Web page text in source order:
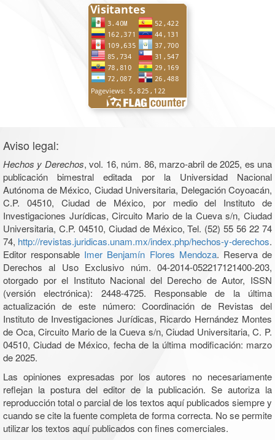
Aviso legal:
Hechos y Derechos, vol. 16, núm. 86, marzo-abril de 2025, es una
publicación bimestral editada por la Universidad Nacional
Autónoma de México, Ciudad Universitaria, Delegación Coyoacán,
C.P. 04510, Ciudad de México, por medio del Instituto de
Investigaciones Jurídicas, Circuito Mario de la Cueva s/n, Ciudad
Universitaria, C.P. 04510, Ciudad de México, Tel. (52) 55 56 22 74
74, http://revistas.juridicas.unam.mx/index.php/hechos-y-derechos.
Editor responsable Imer Benjamín Flores Mendoza. Reserva de
Derechos al Uso Exclusivo núm. 04-2014-052217121400-203,
otorgado por el Instituto Nacional del Derecho de Autor, ISSN
(versión electrónica): 2448-4725. Responsable de la última
actualización de este número: Coordinación de Revistas del
Instituto de Investigaciones Jurídicas, Ricardo Hernández Montes
de Oca, Circuito Mario de la Cueva s/n, Ciudad Universitaria, C. P.
04510, Ciudad de México, fecha de la última modificación: marzo
de 2025.
Las opiniones expresadas por los autores no necesariamente
reflejan la postura del editor de la publicación. Se autoriza la
reproducción total o parcial de los textos aquí publicados siempre y
cuando se cite la fuente completa de forma correcta. No se permite
utilizar los textos aquí publicados con fines comerciales.